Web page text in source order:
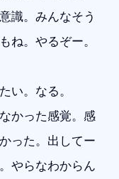
識。みんなそう
ね。やるぞー。
い。なる。
かった感覚。感
った。出してー
やらなわからん